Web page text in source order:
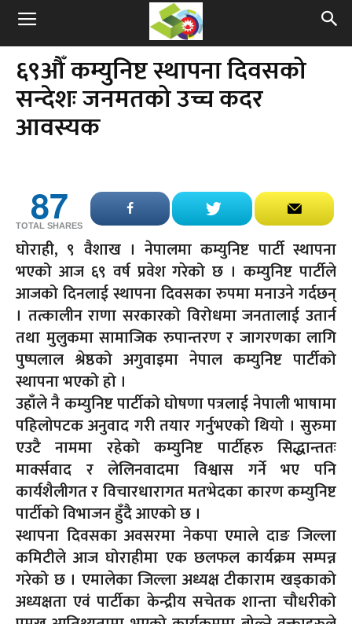
६९औँ कम्युनिष्ट स्थापना दिवसको
सन्देशः जनमतको उच्च कदर
आवस्यक
87
TOTAL SHARES
घोराही, ९ वैशाख । नेपालमा कम्युनिष्ट पार्टी स्थापना
भएको आज ६९ वर्ष प्रवेश गरेको छ । कम्युनिष्ट पार्टीले
आजको दिनलाई स्थापना दिवसका रुपमा मनाउने गर्दछन्
। तत्कालीन राणा सरकारको विरोधमा जनतालाई उतार्न
तथा मुलुकमा सामाजिक रुपान्तरण र जागरणका लागि
पुष्पलाल श्रेष्ठको अगुवाइमा नेपाल कम्युनिष्ट पार्टीको
स्थापना भएको हो ।
उहाँले नै कम्युनिष्ट पार्टीको घोषणा पत्रलाई नेपाली भाषामा
पहिलोपटक अनुवाद गरी तयार गर्नुभएको थियो । सुरुमा
एउटै नाममा रहेको कम्युनिष्ट पार्टीहरु सिद्धान्ततः
मार्क्सवाद र लेलिनवादमा विश्वास गर्ने भए पनि
कार्यशैलीगत र विचारधारागत मतभेदका कारण कम्युनिष्ट
पार्टीको विभाजन हुँदै आएको छ ।
स्थापना दिवसका अवसरमा नेकपा एमाले दाङ जिल्ला
कमिटीले आज घोराहीमा एक छलफल कार्यक्रम सम्पन्न
गरेको छ । एमालेका जिल्ला अध्यक्ष टीकाराम खड्काको
अध्यक्षता एवं पार्टीका केन्द्रीय सचेतक शान्ता चौधरीको